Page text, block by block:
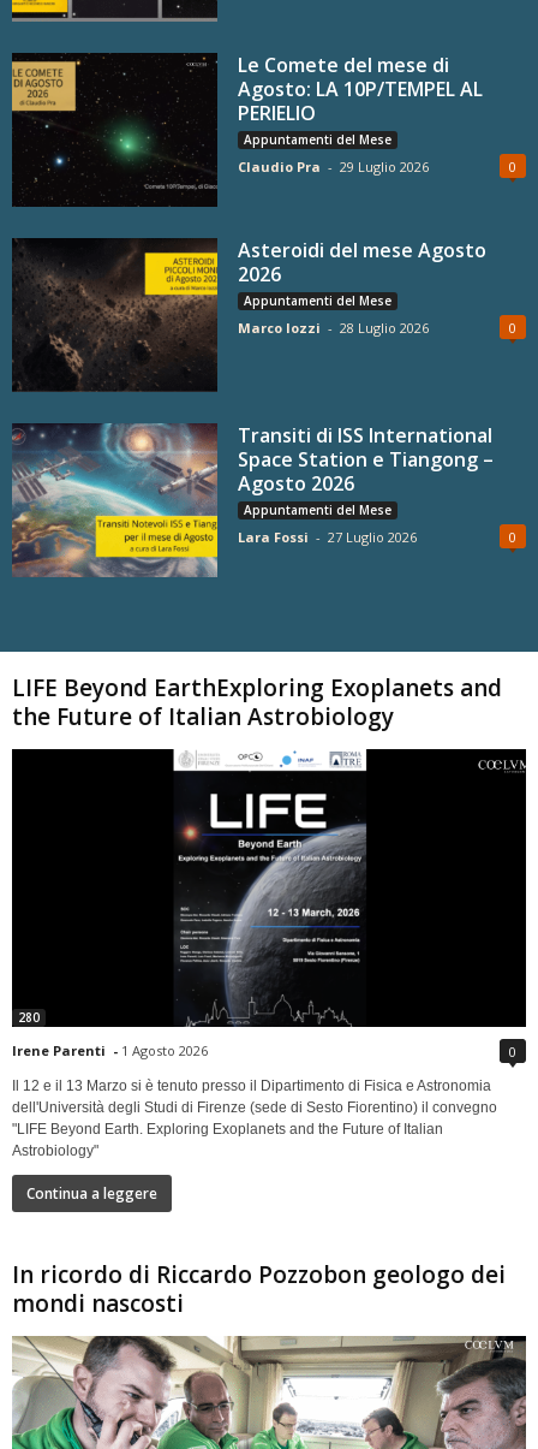
Le Comete del mese di
Agosto: LA 10P/TEMPEL AL
PERIELIO
Appuntamenti del Mese
Claudio Pra - 29 Luglio 2026 0
Asteroidi del mese Agosto
2026
Appuntamenti del Mese
Marco Iozzi - 28 Luglio 2026 0
Transiti di ISS International
Space Station e Tiangong –
Agosto 2026
Appuntamenti del Mese
Lara Fossi - 27 Luglio 2026 0
LIFE Beyond EarthExploring Exoplanets and
the Future of Italian Astrobiology
280
Irene Parenti - 1 Agosto 2026 0
Il 12 e il 13 Marzo si è tenuto presso il Dipartimento di Fisica e Astronomia
dell'Università degli Studi di Firenze (sede di Sesto Fiorentino) il convegno
"LIFE Beyond Earth. Exploring Exoplanets and the Future of Italian
Astrobiology"
Continua a leggere
In ricordo di Riccardo Pozzobon geologo dei
mondi nascosti